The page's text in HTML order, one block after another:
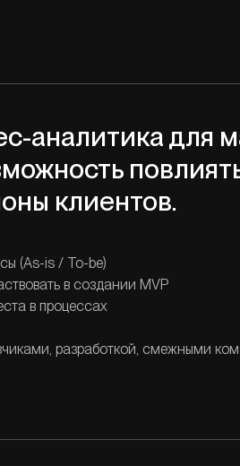
аналитика
клиентов.
(As-is / To-be)
в создании MVP
в процессах
разработкой, смежными